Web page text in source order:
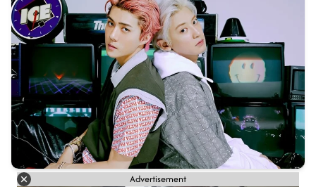
Advertisement